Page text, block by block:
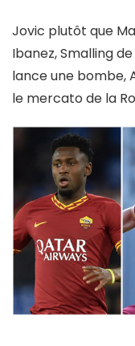
Jovic plutôt que
Ibanez, Smalling
lance une bombe,
le mercato de la